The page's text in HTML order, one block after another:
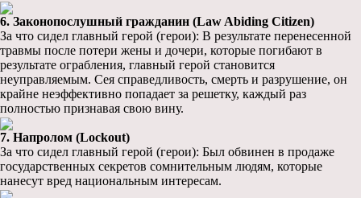
6. Законопослушный гражданин (Law Abiding Citizen)
За что сидел главный герой (герои): В результате перенесенной
травмы после потери жены и дочери, которые погибают в
результате ограбления, главный герой становится
неуправляемым. Сея справедливость, смерть и разрушение, он
крайне неэффективно попадает за решетку, каждый раз
полностью признавая свою вину.
7. Напролом (Lockout)
За что сидел главный герой (герои): Был обвинен в продаже
государственных секретов сомнительным людям, которые
нанесут вред национальным интересам.